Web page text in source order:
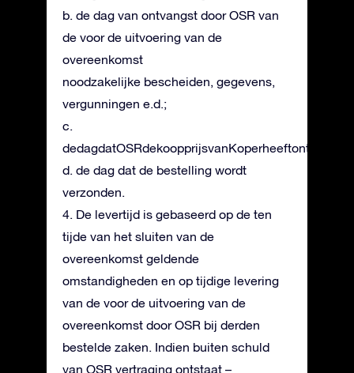
b. de dag van ontvangst door OSR van
de voor de uitvoering van de
overeenkomst
noodzakelijke bescheiden, gegevens,
vergunningen e.d.;
c.
dedagdatOSRdekoopprijsvanKoperheeftontvangen;
d. de dag dat de bestelling wordt
verzonden.
4. De levertijd is gebaseerd op de ten
tijde van het sluiten van de
overeenkomst geldende
omstandigheden en op tijdige levering
van de voor de uitvoering van de
overeenkomst door OSR bij derden
bestelde zaken. Indien buiten schuld
van OSR vertraging ontstaat –